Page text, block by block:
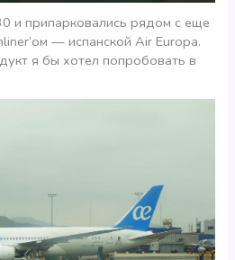
и припарковались рядом с еще
— испанской Air Europa.
я бы хотел попробовать в